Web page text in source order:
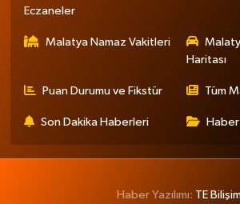
Eczaneler
Malatya Namaz Vakitleri
Haritası
Puan Durumu ve Fikstür Tüm
Son Dakika Haberleri
Haber Yazılımı: TE